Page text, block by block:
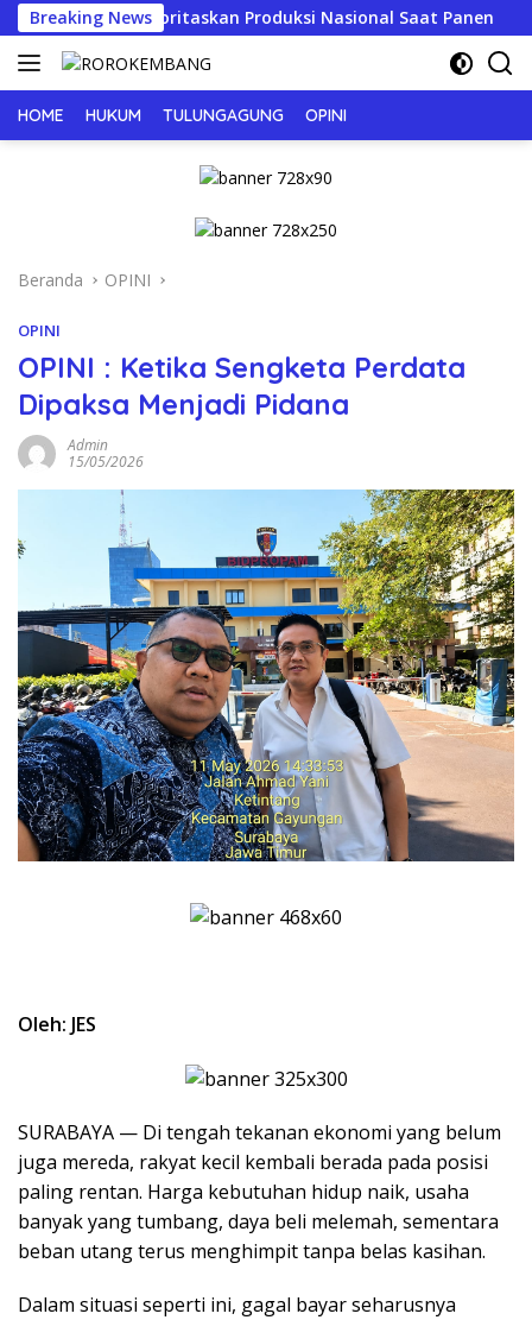
Langsung
ke
konten
Breaking News
Prioritaskan Produksi Nasional Saat Panen JERIT
HOME HUKUM TULUNGAGUNG OPINI
Beranda OPINI
OPINI
OPINI : Ketika Sengketa Perdata
Dipaksa Menjadi Pidana
Admin
15/05/2026
Oleh: JES
SURABAYA — Di tengah tekanan ekonomi yang belum
juga mereda, rakyat kecil kembali berada pada posisi
paling rentan. Harga kebutuhan hidup naik, usaha
banyak yang tumbang, daya beli melemah, sementara
beban utang terus menghimpit tanpa belas kasihan.
Dalam situasi seperti ini, gagal bayar seharusnya